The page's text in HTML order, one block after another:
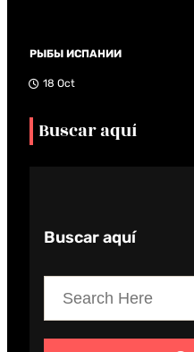
РЫБЫ ИСПАНИИ
18 Oct
Buscar aquí
Buscar aquí
e
a